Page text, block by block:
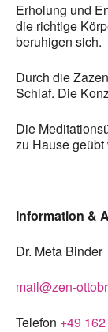
Erholung und
die richtige
beruhigen sich.
Durch die
Schlaf. Die
Die
zu Hause
Information &
Dr. Meta Binder
mail@zen-
Telefon +49